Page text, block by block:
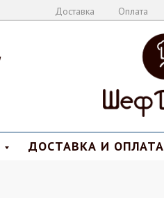
Доставка Оплата
ДОСТАВКА И ОПЛАТА